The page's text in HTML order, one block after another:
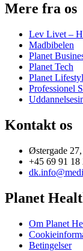
Mere fra os
Lev Livet –
Madbibelen
Planet
Planet Tech
Planet
Professionel
Kontakt os
Østergade
+45 69 91 18
Planet
Om Planet
Betingelser